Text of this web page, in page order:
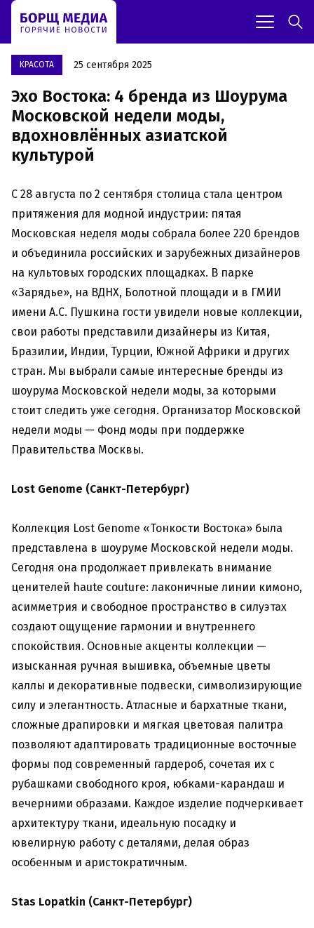
KРАСОТА 25 сентября 2025
Эхо Востока: 4 бренда из Шоурума
Московской недели моды,
вдохновлённых азиатской
культурой
С 28 августа по 2 сентября столица стала центром
притяжения для модной индустрии: пятая
Московская неделя моды собрала более 220 брендов
и объединила российских и зарубежных дизайнеров
на культовых городских площадках. В парке
«Зарядье», на ВДНХ, Болотной площади и в ГМИИ
имени А.С. Пушкина гости увидели новые коллекции,
свои работы представили дизайнеры из Китая,
Бразилии, Индии, Турции, Южной Африки и других
стран. Мы выбрали самые интересные бренды из
шоурума Московской недели моды, за которыми
стоит следить уже сегодня. Организатор Московской
недели моды — Фонд моды при поддержке
Правительства Москвы.
Lost Genome (Санкт-Петербург)
Коллекция Lost Genome «Тонкости Востока» была
представлена в шоуруме Московской недели моды.
Сегодня она продолжает привлекать внимание
ценителей haute couture: лаконичные линии кимоно,
асимметрия и свободное пространство в силуэтах
создают ощущение гармонии и внутреннего
спокойствия. Основные акценты коллекции —
изысканная ручная вышивка, объемные цветы
каллы и декоративные подвески, символизирующие
силу и элегантность. Атласные и бархатные ткани,
сложные драпировки и мягкая цветовая палитра
позволяют адаптировать традиционные восточные
формы под современный гардероб, сочетая их с
рубашками свободного кроя, юбками-карандаш и
вечерними образами. Каждое изделие подчеркивает
архитектуру ткани, идеальную посадку и
ювелирную работу с деталями, делая образ
особенным и аристократичным.
Stas Lopatkin (Санкт-Петербург)